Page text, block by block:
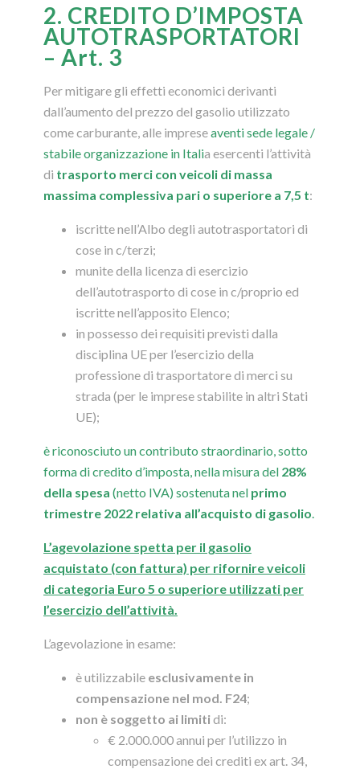
2. CREDITO D’IMPOSTA
AUTOTRASPORTATORI
– Art. 3
Per mitigare gli effetti economici derivanti
dall’aumento del prezzo del gasolio utilizzato
come carburante, alle impreseaventi sede legale /
stabile organizzazione in Italia esercenti l’attività
di trasporto merci con veicoli di massa
massima complessiva pari o superiore a 7,5 t:
iscritte nell’Albo degli autotrasportatori di
cose in c/terzi;
munite della licenza di esercizio
dell’autotrasporto di cose in c/proprio ed
iscritte nell’apposito Elenco;
in possesso dei requisiti previsti dalla
disciplina UE per l’esercizio della
professione di trasportatore di merci su
strada (per le imprese stabilite in altri Stati
UE);
è riconosciuto un contributo straordinario, sotto
forma di credito d’imposta, nella misura del 28%
della spesa (netto IVA) sostenuta nel primo
trimestre 2022 relativa all’acquisto di gasolio
L’agevolazione spetta per il gasolio
acquistato (con fattura) per rifornire veicoli
di categoria Euro 5 o superiore utilizzati per
l’esercizio dell’attività.
L’agevolazione in esame:
è utilizzabile esclusivamente in
compensazione nel mod. F24;
non è soggetto ai limitidi:
€ 2.000.000 annui per l’utilizzo in
compensazione dei crediti ex art. 34,